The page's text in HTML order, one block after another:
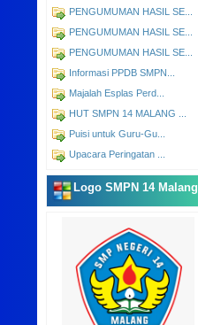
PENGUMUMAN HASIL SE...
PENGUMUMAN HASIL SE...
PENGUMUMAN HASIL SE...
Informasi PPDB SMPN...
Majalah Esplas Perd...
HUT SMPN 14 MALANG ...
Puisi untuk Guru-Gu...
Upacara Peringatan ...
Logo SMPN 14 Malang